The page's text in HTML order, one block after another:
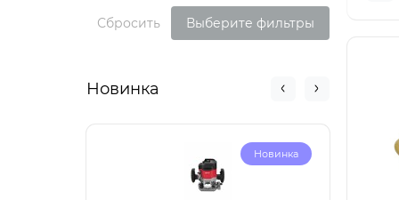
Сбросить Выберите фильтры
Новинка
Новинка